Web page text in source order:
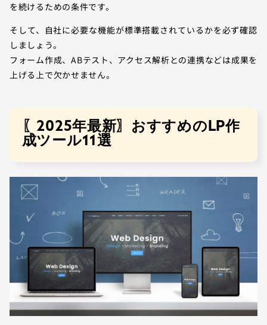
を続けるための条件です。
そして、自社に必要な機能が標準搭載されているかを必ず確認
しましょう。
フォーム作成、ABテスト、アクセス解析との連携などは成果を
上げる上で欠かせません。
〖2025年最新〗おすすめのLP作
成ツール11選